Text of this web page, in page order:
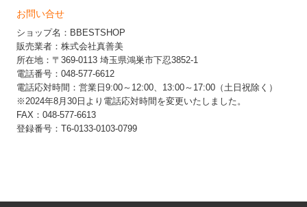
お問い合せ
ショップ名：BBESTSHOP
販売業者：株式会社真善美
所在地：〒369-0113 埼玉県鴻巣市下忍3852-1
電話番号：048-577-6612
電話応対時間：営業日9:00～12:00、13:00～17:00（土日祝除く）
※2024年8月30日より電話応対時間を変更いたしました。
FAX：048-577-6613
登録番号：T6-0133-0103-0799